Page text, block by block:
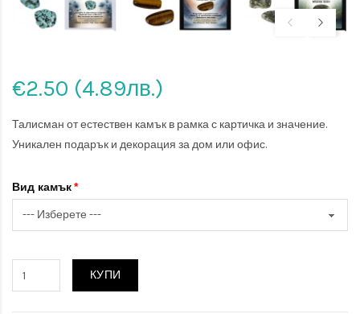
€2.50 (4.89лв.)
Талисман от естествен камък в рамка с картичка и значение.
Уникален подарък и декорация за дом или офис.
Вид камък
КУПИ